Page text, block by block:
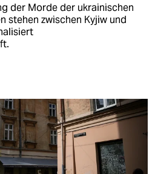
der Morde der ukrainischen
stehen zwischen Kyjiw und